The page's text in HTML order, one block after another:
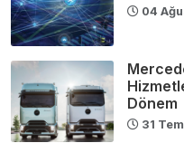
04
Dönem
31